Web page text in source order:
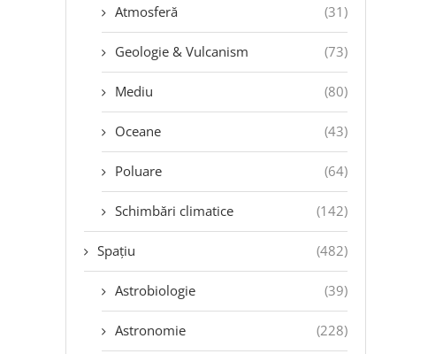
Atmosferă (31)
Geologie & Vulcanism (73)
Mediu (80)
Oceane (43)
Poluare (64)
Schimbări climatice (142)
Spațiu (482)
Astrobiologie (39)
Astronomie (228)